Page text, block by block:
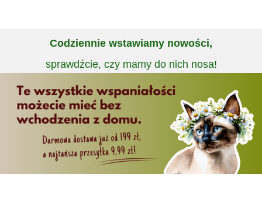
Codziennie wstawiamy nowości,
sprawdźcie, czy mamy do nich nosa!